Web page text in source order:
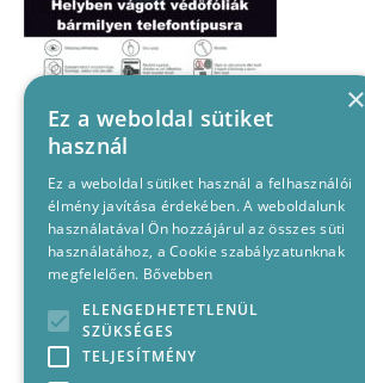
×
Ez a weboldal sütiket
használ
Ez a weboldal sütiket használ a felhasználói
élmény javítása érdekében. A weboldalunk
használatával Ön hozzájárul az összes süti
használatához, a Cookie szabályzatunknak
megfelelően. Bővebben
ELENGEDHETETLENÜL
SZÜKSÉGES
TELJESÍTMÉNY